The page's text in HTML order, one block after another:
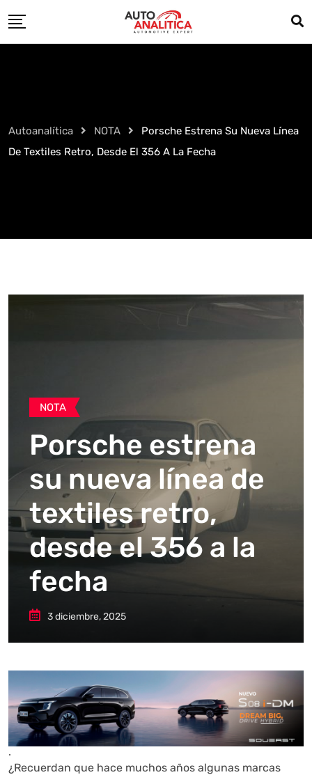
to
Autoanalítica NOTA
Porsche Estrena Su Nueva Línea
De Textiles Retro, Desde El 356 A La Fecha
NOTA
Porsche estrena
su nueva línea de
textiles retro,
desde el 356 a la
fecha
3 diciembre, 2025
.
¿Recuerdan que hace muchos años algunas marcas